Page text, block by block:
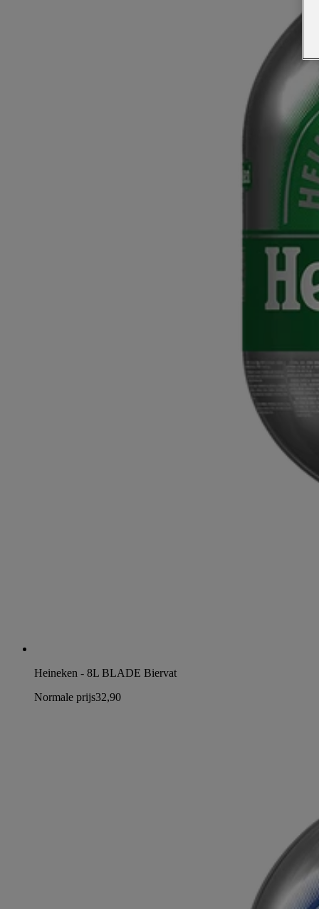
Heineken - 8L BLADE Biervat
Normale prijs32,90